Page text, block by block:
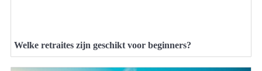
Welke retraites zijn geschikt voor beginners?